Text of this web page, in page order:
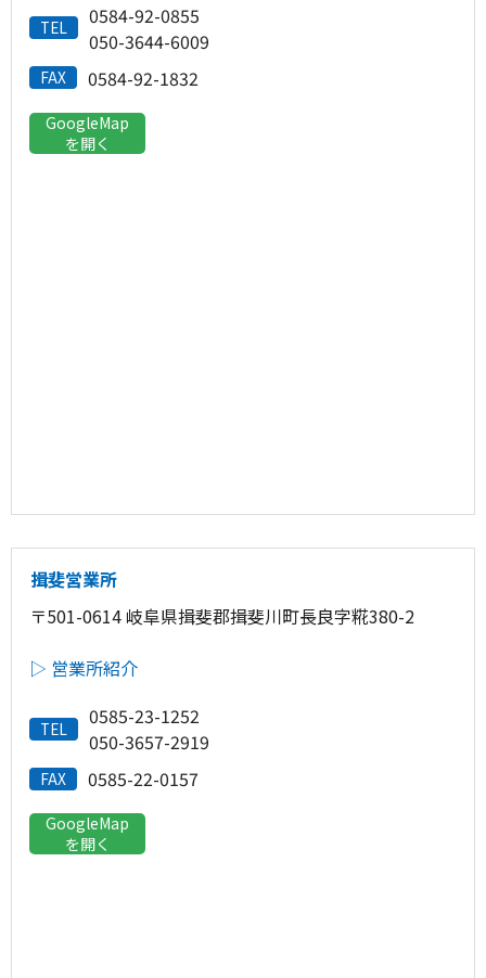
TEL
0584-92-0855
050-3644-6009
FAX 0584-92-1832
GoogleMap
を開く
揖斐営業所
〒501-0614 岐阜県揖斐郡揖斐川町長良字糀380-2
▷ 営業所紹介
TEL
0585-23-1252
050-3657-2919
FAX 0585-22-0157
GoogleMap
を開く